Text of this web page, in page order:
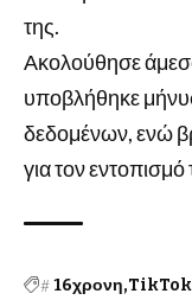
της.
Ακολούθησε
υποβλήθηκε
δεδομένων, ενώ
για τον
#16χρονη TikTok